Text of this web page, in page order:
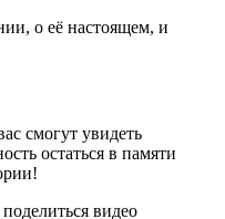
о её настоящем, и
смогут увидеть
остаться в памяти
видео